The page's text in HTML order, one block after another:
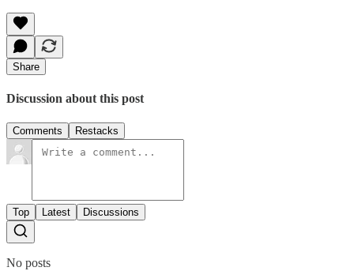
Share
Discussion about this post
Comments Restacks
Top Latest Discussions
No posts